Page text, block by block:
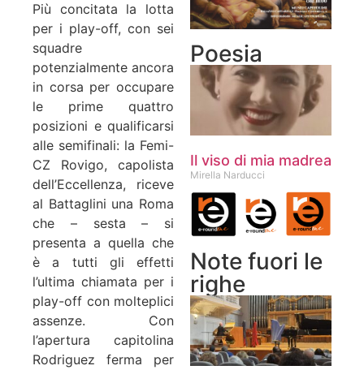
Più concitata la lotta
per i play-off, con sei
squadre
potenzialmente ancora
in corsa per occupare
le prime quattro
posizioni e qualificarsi
alle semifinali: la Femi-
CZ Rovigo, capolista
dell’Eccellenza, riceve
al Battaglini una Roma
che – sesta – si
presenta a quella che
è a tutti gli effetti
l’ultima chiamata per i
play-off con molteplici
assenze. Con
l’apertura capitolina
Rodriguez ferma per
Poesia
Il viso di mia madrea
Mirella Narducci
Note fuori le
righe